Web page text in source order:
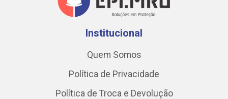
Institucional
Quem Somos
Política de Privacidade
Política de Troca e Devolução